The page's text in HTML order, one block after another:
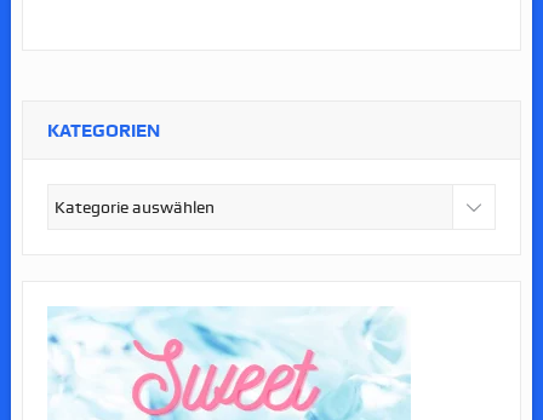
KATEGORIEN